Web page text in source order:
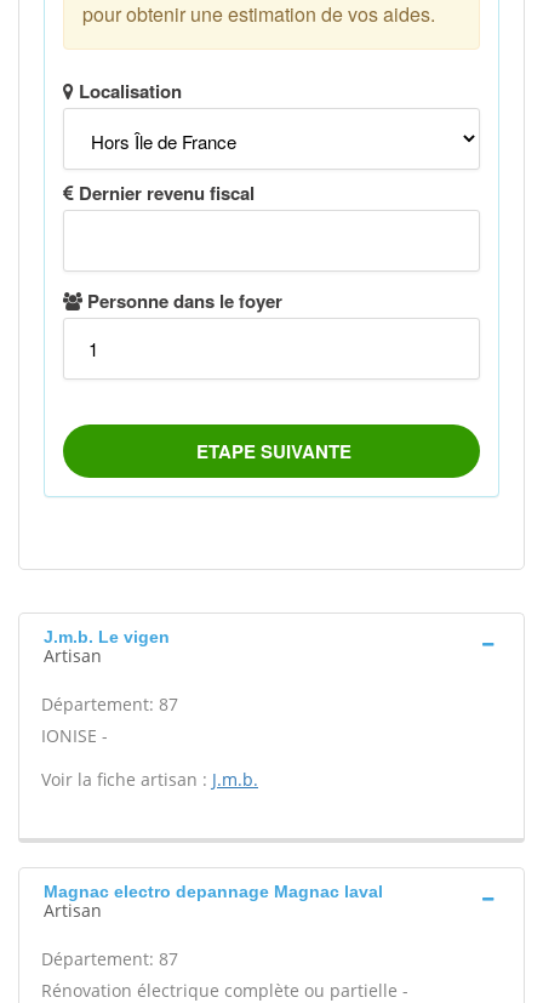
J.m.b. Le vigen
Artisan
Département: 87
IONISE -
Voir la fiche artisan : J.m.b.
Magnac electro depannage Magnac laval
Artisan
Département: 87
Rénovation électrique complète ou partielle -